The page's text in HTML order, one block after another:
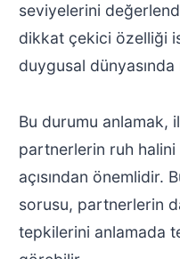
seviyelerini
dikkat çekici özelliği
duygusal dünyasında
Bu durumu anlamak,
partnerlerin ruh
açısından önemlidir.
sorusu, partnerlerin
tepkilerini anlamada